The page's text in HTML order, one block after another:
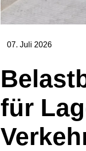
07. Juli 2026
für